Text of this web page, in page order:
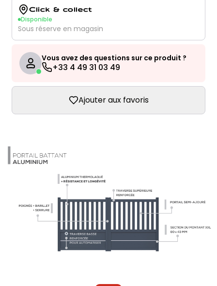
Click & collect
Disponible
Sous réserve en magasin
Vous avez des questions sur ce produit ?
+33 4 49 31 03 49
Ajouter aux favoris